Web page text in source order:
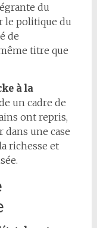
du
le politique du
de
titre que
à la
un cadre de
ont repris,
une case
richesse et